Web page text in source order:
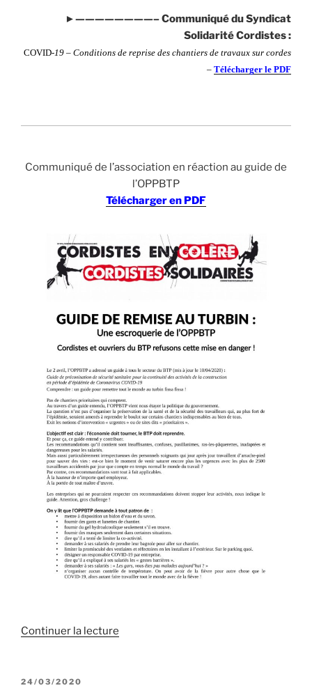
►————————– Communiqué du Syndicat
Solidarité Cordistes :
COVID-19 – Conditions de reprise des chantiers de travaux sur cordes
– Télécharger le PDF
Communiqué de l’association en réaction au guide de
l’OPPBTP
Télécharger en PDF
Continuer la lecture
PUBLIÉ
24/03/2020